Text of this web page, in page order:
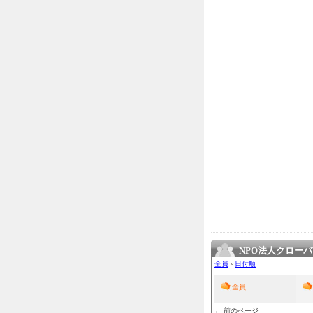
NPO法人クロー
全員 › 日付順
全員
← 前のページ